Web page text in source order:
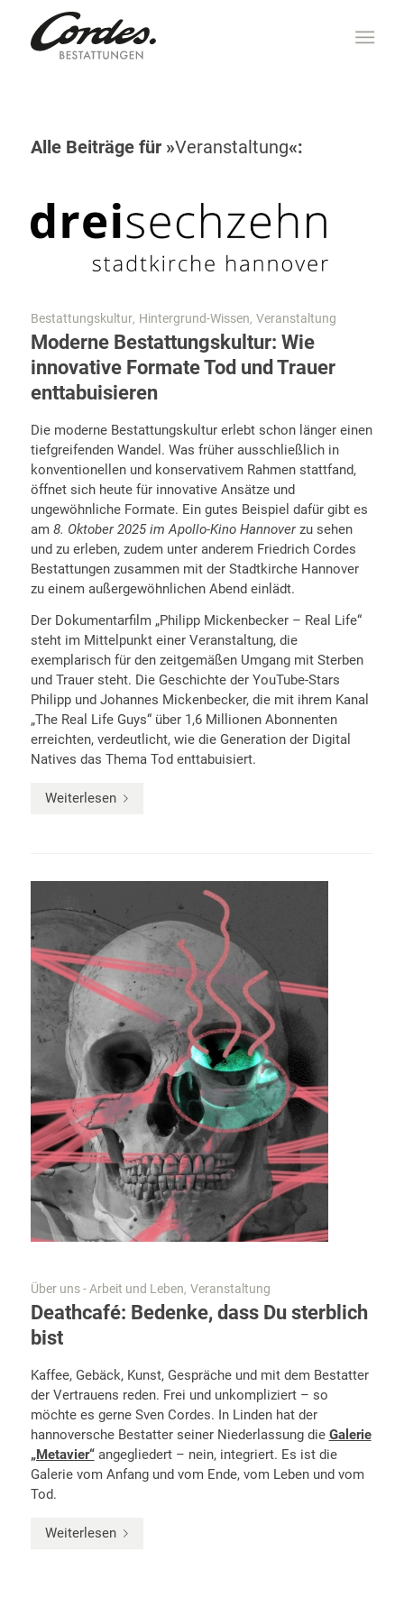
Alle Beiträge für »Veranstaltung«:
Bestattungskultur, Hintergrund-Wissen, Veranstaltung
Moderne Bestattungskultur: Wie
innovative Formate Tod und Trauer
enttabuisieren
Die moderne Bestattungskultur erlebt schon länger einen
tiefgreifenden Wandel. Was früher ausschließlich in
konventionellen und konservativem Rahmen stattfand,
öffnet sich heute für innovative Ansätze und
ungewöhnliche Formate. Ein gutes Beispiel dafür gibt es
am 8. Oktober 2025 im Apollo-Kino Hannoverzu sehen
und zu erleben, zudem unter anderem Friedrich Cordes
Bestattungen zusammen mit der Stadtkirche Hannover
zu einem außergewöhnlichen Abend einlädt.
Der Dokumentarfilm „Philipp Mickenbecker – Real Life“
steht im Mittelpunkt einer Veranstaltung, die
exemplarisch für den zeitgemäßen Umgang mit Sterben
und Trauer steht. Die Geschichte der YouTube-Stars
Philipp und Johannes Mickenbecker, die mit ihrem Kanal
„The Real Life Guys“ über 1,6 Millionen Abonnenten
erreichten, verdeutlicht, wie die Generation der Digital
Natives das Thema Tod enttabuisiert.
Weiterlesen
Über uns - Arbeit und Leben, Veranstaltung
Deathcafé: Bedenke, dass Du sterblich
bist
Kaffee, Gebäck, Kunst, Gespräche und mit dem Bestatter
der Vertrauens reden. Frei und unkompliziert – so
möchte es gerne Sven Cordes. In Linden hat der
hannoversche Bestatter seiner Niederlassung die Galerie
„Metavier“angegliedert – nein, integriert. Es ist die
Galerie vom Anfang und vom Ende, vom Leben und vom
Tod.
Weiterlesen